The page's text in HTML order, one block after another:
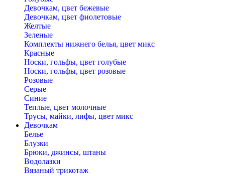
Девочкам, цвет бежевые
Девочкам, цвет фиолетовые
Желтые
Зеленые
Комплекты нижнего белья, цвет микс
Красные
Носки, гольфы, цвет голубые
Носки, гольфы, цвет розовые
Розовые
Серые
Синие
Теплые, цвет молочные
Трусы, майки, лифы, цвет микс
Девочкам
Белье
Блузки
Брюки, джинсы, штаны
Водолазки
Вязаный трикотаж